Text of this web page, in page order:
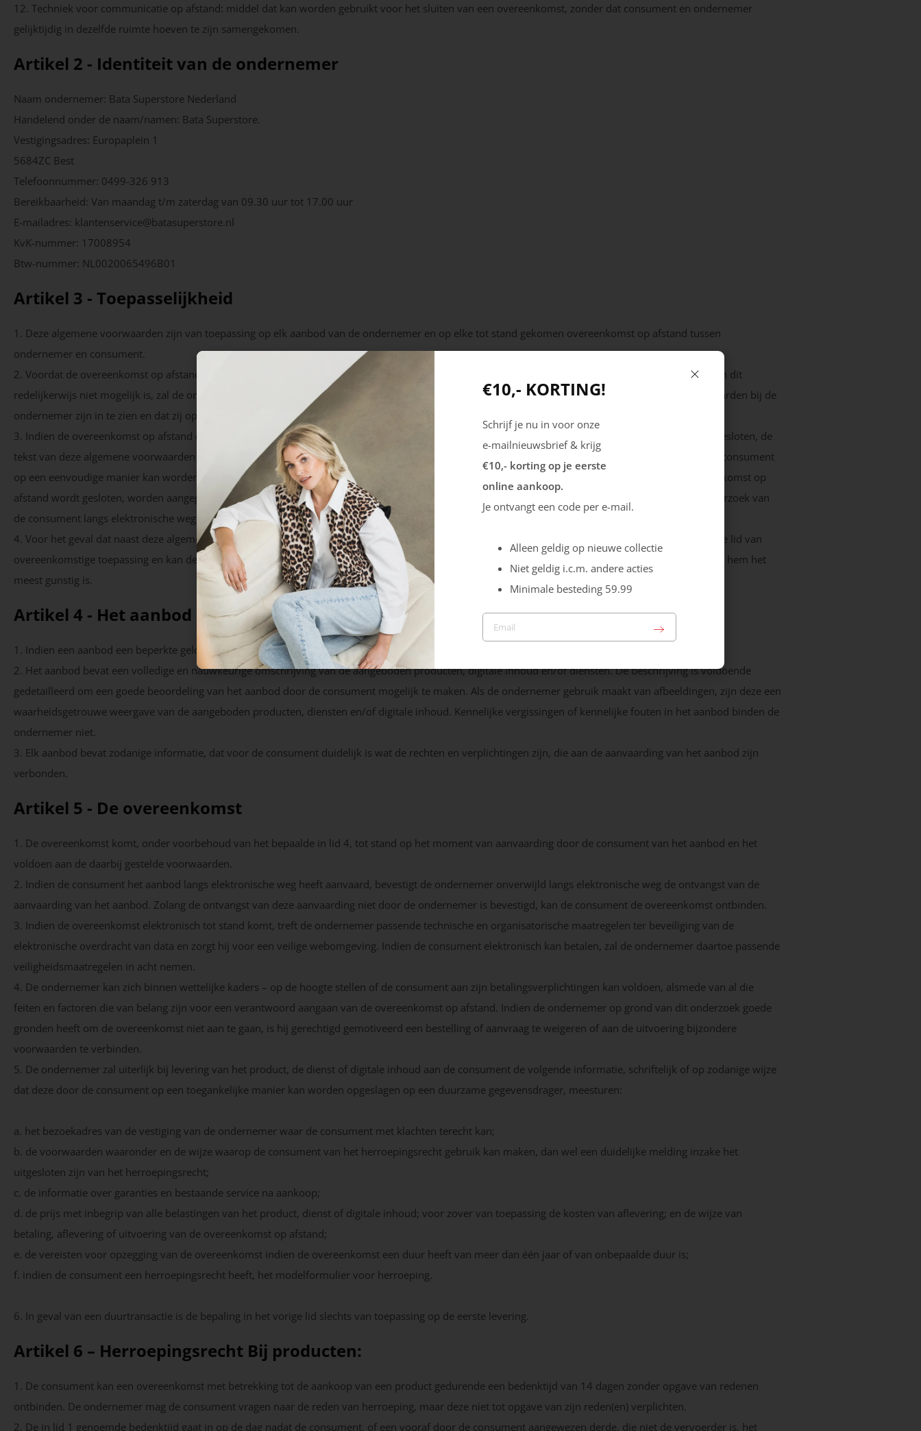
12. Techniek voor communicatie op afstand: middel dat kan worden gebruikt voor het sluiten van een overeenkomst, zonder dat consument en ondernemer
gelijktijdig in dezelfde ruimte hoeven te zijn samengekomen.
Artikel 2 - Identiteit van de ondernemer
Naam ondernemer: Bata Superstore Nederland
Handelend onder de naam/namen: Bata Superstore.
Vestigingsadres: Europaplein 1
5684ZC Best
Telefoonnummer: 0499-326 913
Bereikbaarheid: Van maandag t/m zaterdag van 09.30 uur tot 17.00 uur
E-mailadres: klantenservice@batasuperstore.nl
KvK-nummer: 17008954
Btw-nummer: NL0020065496B01
Artikel 3 - Toepasselijkheid
1. Deze algemene voorwaarden zijn van toepassing op elk aanbod van de ondernemer en op elke tot stand gekomen overeenkomst op afstand tussen
ondernemer en consument.
2. Voordat de overeenkomst op afstand wordt gesloten, wordt de tekst van deze algemene voorwaarden aan de consument beschikbaar gesteld. Indien dit
redelijkerwijs niet mogelijk is, zal de ondernemer voordat de overeenkomst op afstand wordt gesloten, aangeven op welke wijze de algemene voorwaarden bij de
ondernemer zijn in te zien en dat zij op verzoek van de consument zo spoedig mogelijk kosteloos worden toegezonden.
3. Indien de overeenkomst op afstand elektronisch wordt gesloten, kan in afwijking van het vorige lid en voordat de overeenkomst op afstand wordt gesloten, de
tekst van deze algemene voorwaarden langs elektronische weg aan de consument ter beschikking worden gesteld op zodanige wijze dat deze door de consument
op een eenvoudige manier kan worden opgeslagen op een duurzame gegevensdrager. Indien dit redelijkerwijs niet mogelijk is, zal voordat de overeenkomst op
afstand wordt gesloten, worden aangegeven waar van de algemene voorwaarden langs elektronische weg kan worden kennisgenomen en dat zij op verzoek van
de consument langs elektronische weg of op andere wijze kosteloos zullen worden toegezonden.
4. Voor het geval dat naast deze algemene voorwaarden tevens specifieke product- of dienstenvoorwaarden van toepassing zijn, is het tweede en derde lid van
overeenkomstige toepassing en kan de consument zich in geval van tegenstrijdige voorwaarden steeds beroepen op de toepasselijke bepaling die voor hem het
meest gunstig is.
Artikel 4 - Het aanbod
1. Indien een aanbod een beperkte geldigheidsduur heeft of onder voorwaarden geschiedt, wordt dit nadrukkelijk in het aanbod vermeld.
2. Het aanbod bevat een volledige en nauwkeurige omschrijving van de aangeboden producten, digitale inhoud en/of diensten. De beschrijving is voldoende
gedetailleerd om een goede beoordeling van het aanbod door de consument mogelijk te maken. Als de ondernemer gebruik maakt van afbeeldingen, zijn deze een
waarheidsgetrouwe weergave van de aangeboden producten, diensten en/of digitale inhoud. Kennelijke vergissingen of kennelijke fouten in het aanbod binden de
ondernemer niet.
3. Elk aanbod bevat zodanige informatie, dat voor de consument duidelijk is wat de rechten en verplichtingen zijn, die aan de aanvaarding van het aanbod zijn
verbonden.
Artikel 5 - De overeenkomst
1. De overeenkomst komt, onder voorbehoud van het bepaalde in lid 4, tot stand op het moment van aanvaarding door de consument van het aanbod en het
voldoen aan de daarbij gestelde voorwaarden.
2. Indien de consument het aanbod langs elektronische weg heeft aanvaard, bevestigt de ondernemer onverwijld langs elektronische weg de ontvangst van de
aanvaarding van het aanbod. Zolang de ontvangst van deze aanvaarding niet door de ondernemer is bevestigd, kan de consument de overeenkomst ontbinden.
3. Indien de overeenkomst elektronisch tot stand komt, treft de ondernemer passende technische en organisatorische maatregelen ter beveiliging van de
elektronische overdracht van data en zorgt hij voor een veilige webomgeving. Indien de consument elektronisch kan betalen, zal de ondernemer daartoe passende
veiligheidsmaatregelen in acht nemen.
4. De ondernemer kan zich binnen wettelijke kaders – op de hoogte stellen of de consument aan zijn betalingsverplichtingen kan voldoen, alsmede van al die
feiten en factoren die van belang zijn voor een verantwoord aangaan van de overeenkomst op afstand. Indien de ondernemer op grond van dit onderzoek goede
gronden heeft om de overeenkomst niet aan te gaan, is hij gerechtigd gemotiveerd een bestelling of aanvraag te weigeren of aan de uitvoering bijzondere
voorwaarden te verbinden.
5. De ondernemer zal uiterlijk bij levering van het product, de dienst of digitale inhoud aan de consument de volgende informatie, schriftelijk of op zodanige wijze
dat deze door de consument op een toegankelijke manier kan worden opgeslagen op een duurzame gegevensdrager, meesturen:
a. het bezoekadres van de vestiging van de ondernemer waar de consument met klachten terecht kan;
b. de voorwaarden waaronder en de wijze waarop de consument van het herroepingsrecht gebruik kan maken, dan wel een duidelijke melding inzake het
uitgesloten zijn van het herroepingsrecht;
c. de informatie over garanties en bestaande service na aankoop;
d. de prijs met inbegrip van alle belastingen van het product, dienst of digitale inhoud; voor zover van toepassing de kosten van aflevering; en de wijze van
betaling, aflevering of uitvoering van de overeenkomst op afstand;
e. de vereisten voor opzegging van de overeenkomst indien de overeenkomst een duur heeft van meer dan één jaar of van onbepaalde duur is;
f. indien de consument een herroepingsrecht heeft, het modelformulier voor herroeping.
6. In geval van een duurtransactie is de bepaling in het vorige lid slechts van toepassing op de eerste levering.
Artikel 6 – Herroepingsrecht Bij producten:
1. De consument kan een overeenkomst met betrekking tot de aankoop van een product gedurende een bedenktijd van 14 dagen zonder opgave van redenen
ontbinden. De ondernemer mag de consument vragen naar de reden van herroeping, maar deze niet tot opgave van zijn reden(en) verplichten.
2. De in lid 1 genoemde bedenktijd gaat in op de dag nadat de consument, of een vooraf door de consument aangewezen derde, die niet de vervoerder is, het
€10,- KORTING!
Schrijf je nu in voor onze
e-mailnieuwsbrief & krijg
€10,- korting op je eerste
online aankoop.
Je ontvangt een code per e-mail.
Alleen geldig op nieuwe collectie
Niet geldig i.c.m. andere acties
Minimale besteding 59.99